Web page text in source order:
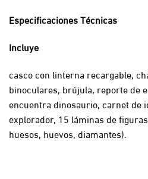
Especificaciones Técnicas
Incluye
casco con linterna recargable,
binoculares, brújula, reporte de
encuentra dinosaurio, carnet de
explorador, 15 láminas de
huesos, huevos, diamantes).